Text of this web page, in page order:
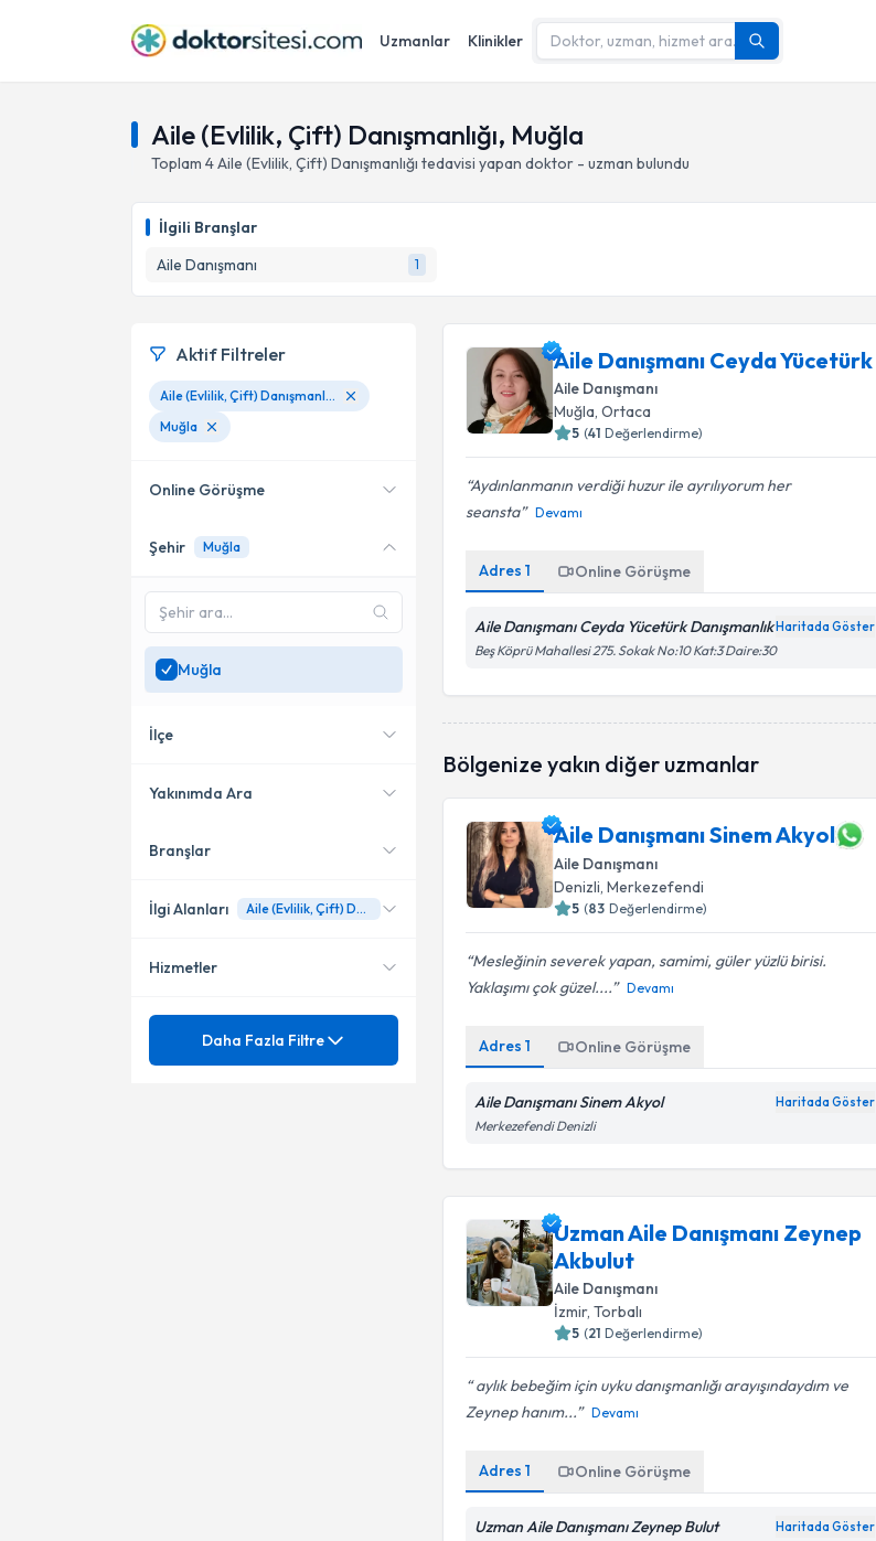
Uzmanlar Klinikler
Aile (Evlilik, Çift) Danışmanlığı, Muğla
Toplam 4Aile (Evlilik, Çift) Danışmanlığı tedavisi yapan doktor - uzman bulundu
İlgili Branşlar
Aile Danışmanı
1
Aile Danışmanı Ceyda Yücetürk
Aile Danışmanı
Muğla, Ortaca
5 (41 Değerlendirme)
Aydınlanmanın verdiği huzur ile ayrılıyorum her
seansta
Devamı
Adres1 Online Görüşme
Aile Danışmanı Ceyda Yücetürk Danışmanlık Haritada Göster
Beş Köprü Mahallesi 275. Sokak No:10 Kat:3 Daire:30
Bölgenize yakın diğer uzmanlar
Aile Danışmanı Sinem Akyol
Aile Danışmanı
Denizli , Merkezefendi
5 (83 Değerlendirme)
Mesleğinin severek yapan, samimi, güler yüzlü birisi.
Yaklaşımı çok güzel....
Devamı
Adres1 Online Görüşme
Aile Danışmanı Sinem Akyol Haritada Göster
Merkezefendi Denizli
Uzman Aile Danışmanı Zeynep
Akbulut
Aile Danışmanı
İzmir, Torbalı
5 (21 Değerlendirme)
aylık bebeğim için uyku danışmanlığı arayışındaydım ve
Zeynep hanım...
Devamı
Adres1 Online Görüşme
Uzman Aile Danışmanı Zeynep Bulut Haritada Göster
Aktif Filtreler
Aile (Evlilik, Çift) Danışmanlığı
Muğla
Online Görüşme
Online danışmanlık sunan
SadeceMuğla
uzman ara
Şehir Muğla
Muğla
İlçe
Ortaca
Yakınımda Ara
Konumuma yakın uzmanları
Branşlar
Aile Danışmanı
İlgi Alanları Aile (Evlilik, Çift) Danışmanlığı
Ağlama ve Öfke Nöbetleri
Hizmetler
Mezuniyet
Daha Fazla Filtre